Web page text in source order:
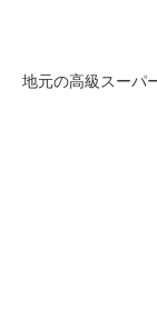
地元の高級スーパ